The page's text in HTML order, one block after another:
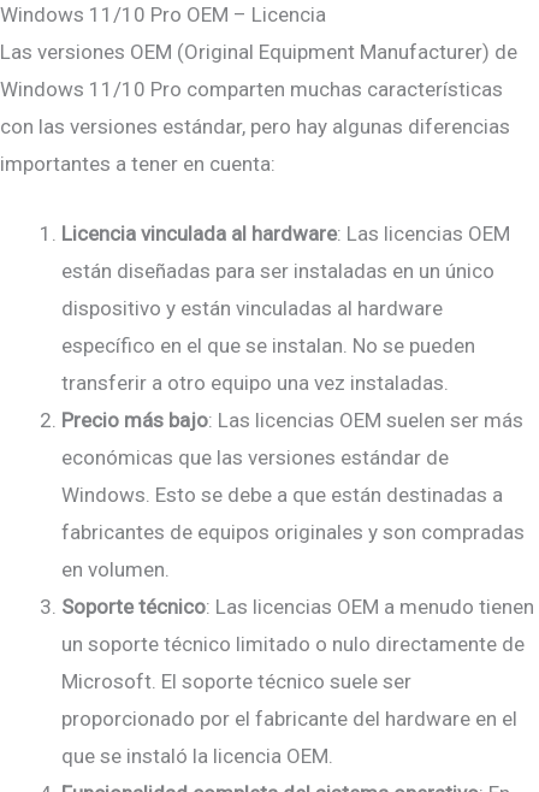
Windows 11/10 Pro OEM – Licencia
Las versiones OEM (Original Equipment Manufacturer) de
Windows 11/10 Pro comparten muchas características
con las versiones estándar, pero hay algunas diferencias
importantes a tener en cuenta:
Licencia vinculada al hardware: Las licencias OEM
están diseñadas para ser instaladas en un único
dispositivo y están vinculadas al hardware
específico en el que se instalan. No se pueden
transferir a otro equipo una vez instaladas.
Precio más bajo: Las licencias OEM suelen ser más
económicas que las versiones estándar de
Windows. Esto se debe a que están destinadas a
fabricantes de equipos originales y son compradas
en volumen.
Soporte técnico: Las licencias OEM a menudo tienen
un soporte técnico limitado o nulo directamente de
Microsoft. El soporte técnico suele ser
proporcionado por el fabricante del hardware en el
que se instaló la licencia OEM.